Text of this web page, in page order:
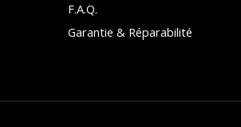
F.A.Q.
Garantie & Réparabilité